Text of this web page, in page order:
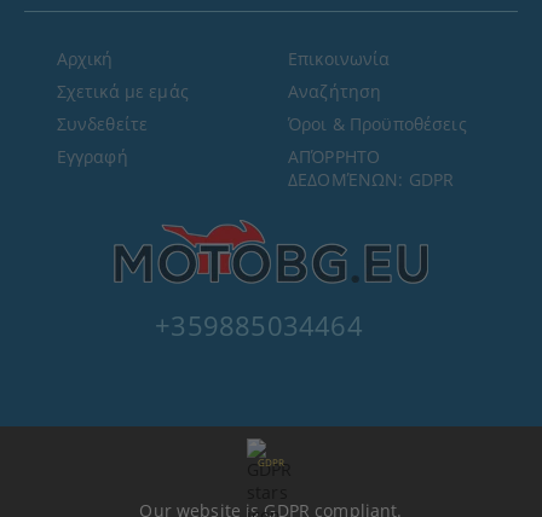
+359885034464
Αρχική
Σχετικά με εμάς
Συνδεθείτε
Εγγραφή
Επικοινωνία
Αναζήτηση
Όροι & Προϋποθέσεις
ΑΠΌΡΡΗΤΟ
ΔΕΔΟΜΈΝΩΝ: GDPR
GDPR
Our website is GDPR compliant.